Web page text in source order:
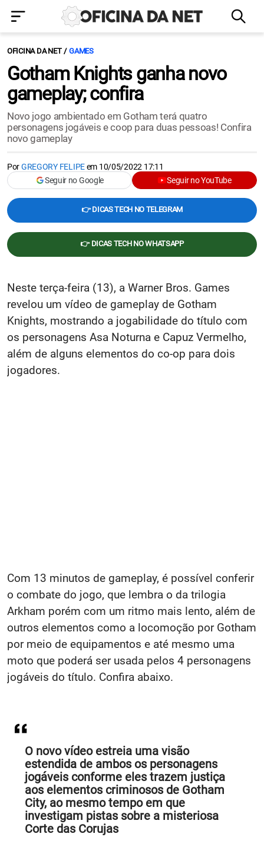
OFICINA DA NET GAMES
Gotham Knights ganha novo
gameplay; confira
Novo jogo ambientado em Gotham terá quatro
personagens jogáveis e coop para duas pessoas! Confira
novo gameplay
PorGREGORY FELIPEem 10/05/2022 17:11
Seguir no Google
Seguir no YouTube
👉 DICAS TECH NO TELEGRAM
👉 DICAS TECH NO WHATSAPP
Neste terça-feira (13), a Warner Bros. Games
revelou um vídeo de gameplay de Gotham
Knights, mostrando a jogabilidade do título com
os personagens Asa Noturna e Capuz Vermelho,
além de alguns elementos do co-op para dois
jogadores.
Com 13 minutos de gameplay, é possível conferir
o combate do jogo, que lembra o da trilogia
Arkham porém com um ritmo mais lento, além de
outros elementos como a locomoção por Gotham
por meio de equipamentos e até mesmo uma
moto que poderá ser usada pelos 4 personagens
jogáveis do título. Confira abaixo.
O novo vídeo estreia uma visão
estendida de ambos os personagens
jogáveis conforme eles trazem justiça
aos elementos criminosos de Gotham
City, ao mesmo tempo em que
investigam pistas sobre a misteriosa
Corte das Corujas